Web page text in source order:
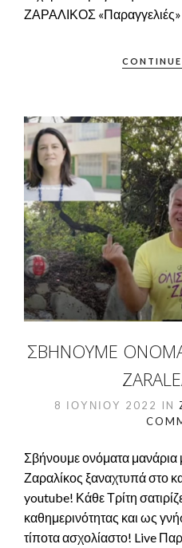
ΖΑΡΑΛΙΚΟΣ
ΣΒΉΝΟΥΜΕ
8 ΙΟΥΝΊΟΥ 2022 IN
Σβήνουμε ονόματα
Ζαραλίκος ξαναχτυπά στο
youtube! Κάθε Τρίτη
καθημερινότητας και ως
τίποτα ασχολίαστο! Live